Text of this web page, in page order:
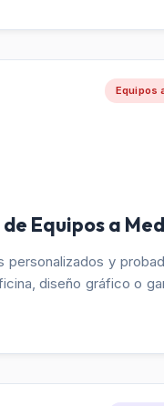
Equipos
Equipos a
personalizados y
diseño gráfico o